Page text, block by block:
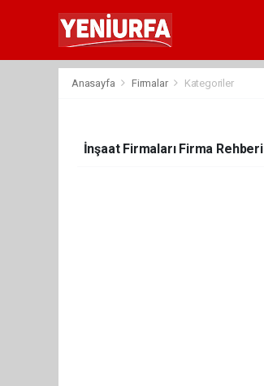
Anasayfa Firmalar Kategoriler
İnşaat Firmaları Firma Rehberi